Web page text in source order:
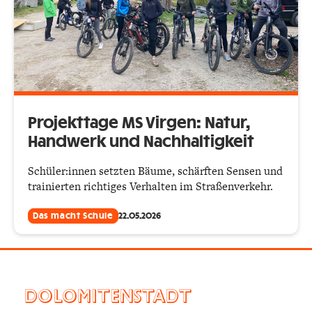
Projekttage MS Virgen: Natur,
Handwerk und Nachhaltigkeit
Schüler:innen setzten Bäume, schärften Sensen und
trainierten richtiges Verhalten im Straßenverkehr.
Das macht Schule 22.05.2026
DOLOMITENSTADT